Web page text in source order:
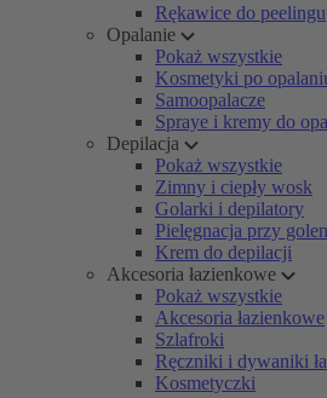
Rękawice do peelingu
Opalanie
Pokaż wszystkie
Kosmetyki po
Samoopalacze
Spraye i kremy do
Depilacja
Pokaż wszystkie
Zimny i ciepły wosk
Golarki i depilatory
Pielęgnacja przy
Krem do depilacji
Akcesoria łazienkowe
Pokaż wszystkie
Akcesoria łazienkowe
Szlafroki
Ręczniki i dywaniki
Kosmetyczki